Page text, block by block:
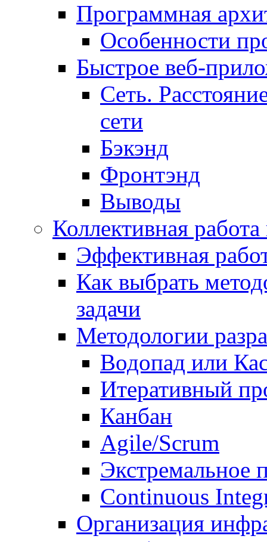
Программная
Особенности
Быстрое веб-
Сеть.
сети
Бэкэнд
Фронтэнд
Выводы
Коллективная
Эффективная
Как выбрать
задачи
Методологии
Водопад или
Итеративный
Канбан
Agile/Scrum
Экстремальное
Continuous
Организация